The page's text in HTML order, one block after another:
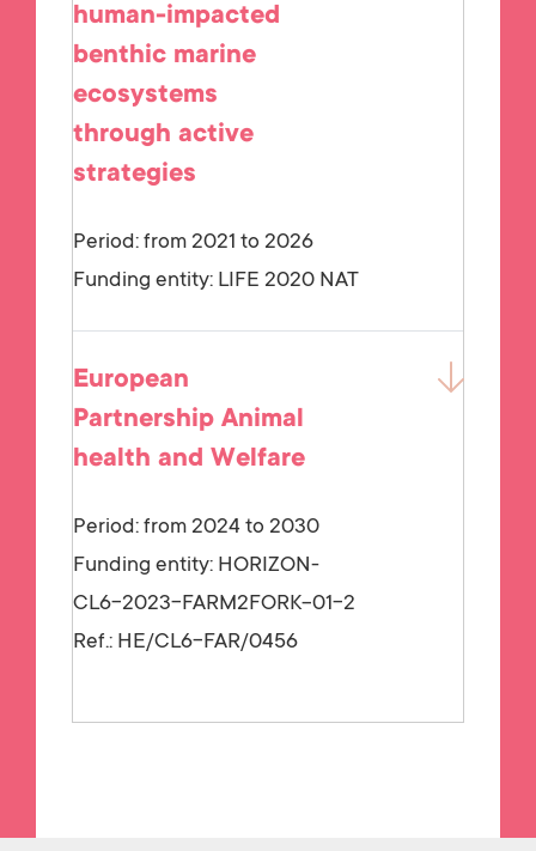
human-impacted
benthic marine
ecosystems
through active
strategies
Period: from 2021 to 2026
Funding entity: LIFE 2020 NAT
European
Partnership Animal
health and Welfare
Period: from 2024 to 2030
Funding entity: HORIZON-
CL6-2023-FARM2FORK-01-2
Ref.: HE/CL6-FAR/0456